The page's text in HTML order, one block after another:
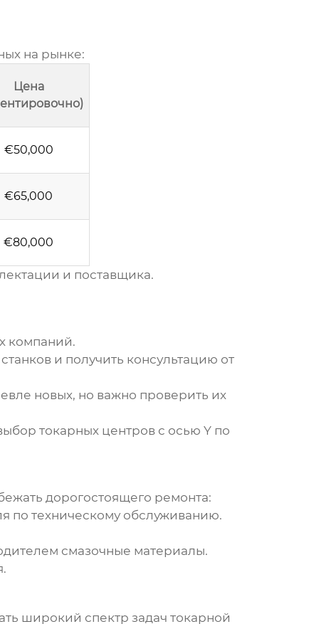
на рынке:
Цена
€50,000
€65,000
€80,000
и поставщика.
компаний.
и получить консультацию от
новых, но важно проверить их
токарных центров с осью Yпо
дорогостоящего ремонта:
по техническому обслуживанию.
смазочные материалы.
широкий спектр задач токарной